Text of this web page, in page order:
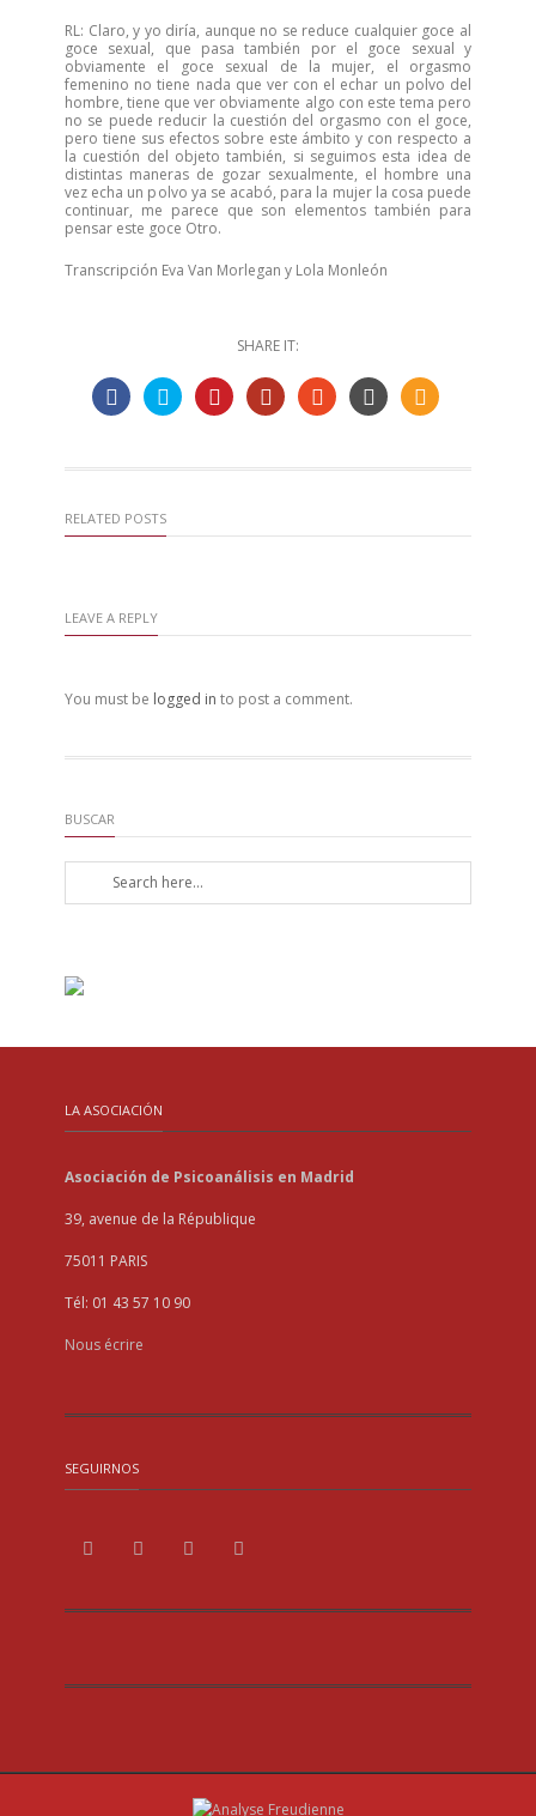
RL: Claro, y yo diría, aunque no se reduce cualquier goce al
goce sexual, que pasa también por el goce sexual y
obviamente el goce sexual de la mujer, el orgasmo
femenino no tiene nada que ver con el echar un polvo del
hombre, tiene que ver obviamente algo con este tema pero
no se puede reducir la cuestión del orgasmo con el goce,
pero tiene sus efectos sobre este ámbito y con respecto a
la cuestión del objeto también, si seguimos esta idea de
distintas maneras de gozar sexualmente, el hombre una
vez echa un polvo ya se acabó, para la mujer la cosa puede
continuar, me parece que son elementos también para
pensar este goce Otro.
Transcripción Eva Van Morlegan y Lola Monleón
SHARE IT:
RELATED POSTS
LEAVE A REPLY
You must be logged in to post a comment.
BUSCAR
LA ASOCIACIÓN
Asociación de Psicoanálisis en Madrid
39, avenue de la République
75011 PARIS
Tél: 01 43 57 10 90
Nous écrire
SEGUIRNOS